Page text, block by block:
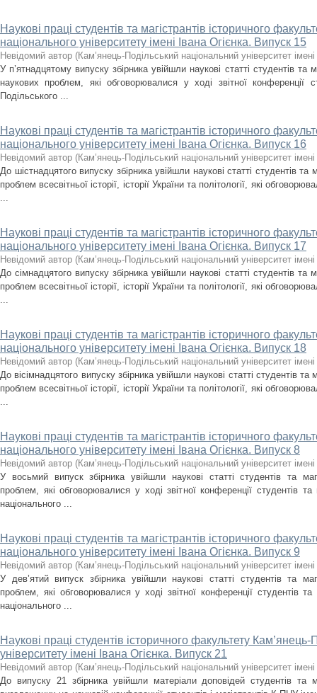
Наукові праці студентів та магістрантів історичного
національного університету імені Івана Огієнка. Випуск 15
Невідомий автор (Кам’янець-Подільський національний університет
У п’ятнадцятому випуску збірника увійшли наукові статті студентів та
наукових проблем, які обговорювалися у ході звітної конференції
Подільського ...
Наукові праці студентів та магістрантів історичного
національного університету імені Івана Огієнка. Випуск 16
Невідомий автор (Кам’янець-Подільський національний університет
До шістнадцятого випуску збірника увійшли наукові статті студентів та
проблем всесвітньої історії, історії України та політології, які
...
Наукові праці студентів та магістрантів історичного
національного університету імені Івана Огієнка. Випуск 17
Невідомий автор (Кам’янець-Подільський національний університет
До сімнадцятого випуску збірника увійшли наукові статті студентів та
проблем всесвітньої історії, історії України та політології, які
...
Наукові праці студентів та магістрантів історичного
національного університету імені Івана Огієнка. Випуск 18
Невідомий автор (Кам’янець-Подільський національний університет
До вісімнадцятого випуску збірника увійшли наукові статті студентів та
проблем всесвітньої історії, історії України та політології, які
...
Наукові праці студентів та магістрантів історичного
національного університету імені Івана Огієнка. Випуск 8
Невідомий автор (Кам’янець-Подільський національний університет
У восьмий випуск збірника увійшли наукові статті студентів та
проблем, які обговорювалися у ході звітної конференції студентів та
національного ...
Наукові праці студентів та магістрантів історичного
національного університету імені Івана Огієнка. Випуск 9
Невідомий автор (Кам’янець-Подільський національний університет
У дев’ятий випуск збірника увійшли наукові статті студентів та
проблем, які обговорювалися у ході звітної конференції студентів та
національного ...
Наукові праці студентів історичного факультету
університету імені Івана Огієнка. Випуск 21
Невідомий автор (Кам’янець-Подільський національний університет
До випуску 21 збірника увійшли матеріали доповідей студентів та